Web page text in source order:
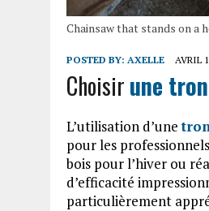
Chainsaw that stands on a
POSTED BY: AXELLE AVRIL
Choisirune
L’utilisation d’une
pour les
bois pour l’hiver ou
d’efficacité
particulièrement